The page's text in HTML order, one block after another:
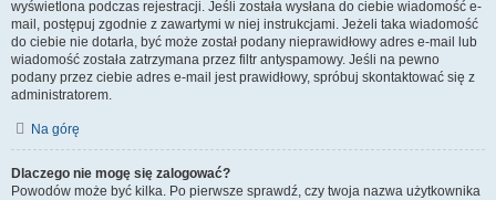
wyświetlona podczas rejestracji. Jeśli została wysłana do ciebie wiadomość e-
mail, postępuj zgodnie z zawartymi w niej instrukcjami. Jeżeli taka wiadomość
do ciebie nie dotarła, być może został podany nieprawidłowy adres e-mail lub
wiadomość została zatrzymana przez filtr antyspamowy. Jeśli na pewno
podany przez ciebie adres e-mail jest prawidłowy, spróbuj skontaktować się z
administratorem.
Na górę
Dlaczego nie mogę się zalogować?
Powodów może być kilka. Po pierwsze sprawdź, czy twoja nazwa użytkownika